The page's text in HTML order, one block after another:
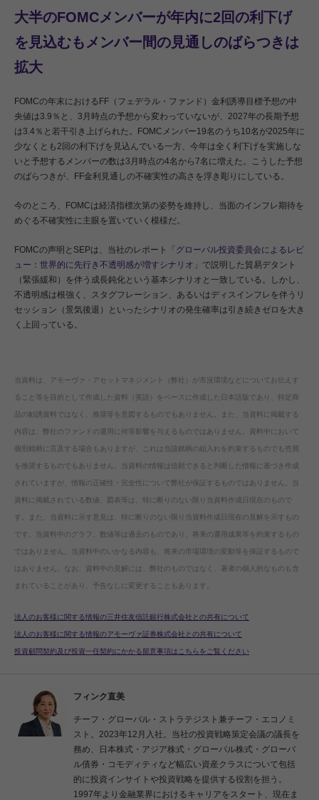
フィンク直美
チーフ・グローバル・ストラテジスト兼チーフ・エコノミ
スト。2023年12月入社。当社の投資戦略策定会議の議長を
務め、日本株式・アジア株式・グローバル株式・グローバ
ル債券・コモディティなど幅広い資産クラスについて包括
的に投資インサイトや投資戦略を提供する役割を担う。
1997年より金融業界におけるキャリアをスタート、現在ま
大半のFOMCメンバーが年内に2回の利下げ
を見込むもメンバー間の見通しのばらつきは
拡大
FOMCの年末におけるFF（フェデラル・ファンド）金利誘導目標予想の中
央値は3.9％と、3月時点の予想から変わっていないが、2027年の長期予想
は3.4％と若干引き上げられた。FOMCメンバー19名のうち10名が2025年に
少なくとも2回の利下げを見込んでいる一方、今年は全く利下げを実施しな
いと予想するメンバーの数は3月時点の4名から7名に増えた。こうした予想
のばらつきが、FF金利見通しの不確実性の高さを浮き彫りにしている。
今のところ、FOMCは経済指標次第の姿勢を維持し、当面のインフレ期待を
めぐる不確実性に主眼を置いていく模様だ。
FOMCの声明とSEPは、当社のレポート「 グローバル投資委員会によるレビ
ュー：世界的に先行き不透明感が増すシナリオ 」で説明した貿易デタント
（緊張緩和）を伴う成長鈍化という基本シナリオと一致している。しかし、
不透明感は根強く、スタグフレーション、あるいはディスインフレを伴うリ
セッション（景気後退）といったシナリオの発生確率は引き続きゼロを大き
く上回っている。
当資料は、アモーヴァ・アセットマネジメント（弊社）が市況環境などについてお伝えす
ること等を目的として作成した資料（英語）をベースに作成した日本語版であり、特定商
品の勧誘資料ではなく、推奨等を意図するものでもありません。また、当資料に掲載する
内容は、弊社のファンドの運用に何等影響を与えるものではありません。資料中において
個別銘柄に言及する場合もありますが、これは当該銘柄の組入れを約束するものでも売買
を推奨するものでもありません。当資料の情報は信頼できると判断した情報に基づき作成
されていますが、情報の正確性・完全性について弊社が保証するものではありません。当
資料に掲載されている数値、図表等は、特に断りのない限り当資料作成日現在のもので
す。また、当資料に示す意見は、特に断りのない限り当資料作成日現在の見解を示すもの
です。当資料中のグラフ、数値等は過去のものであり、将来の運用成果等を約束するもの
ではありません。当資料中のいかなる内容も、将来の市場環境の変動等を保証するもので
はありません。なお、資料中の見解には、弊社のものではなく、著者の個人的なものも含
まれていることがあり、予告なしに変更することもあります。
法人のお客様に関する情報の三井住友信託銀行株式会社との共有について
法人のお客様に関する情報のアモーヴァ証券株式会社との共有について
投資顧問契約及び投資一任契約にかかる留意事項はこちらをご覧ください